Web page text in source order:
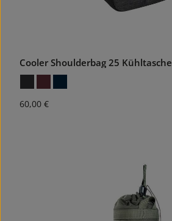
Cooler Shoulderbag 25 Kühltasche
Regulärer Preis:
60,00 €